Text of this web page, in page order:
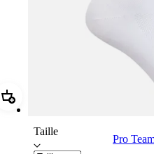
Ajouter Pro Team Socks - Regular
Taille
Pro